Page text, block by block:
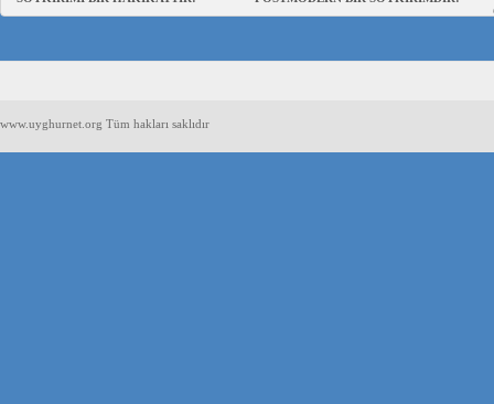
www.uyghurnet.org Tüm hakları saklıdır